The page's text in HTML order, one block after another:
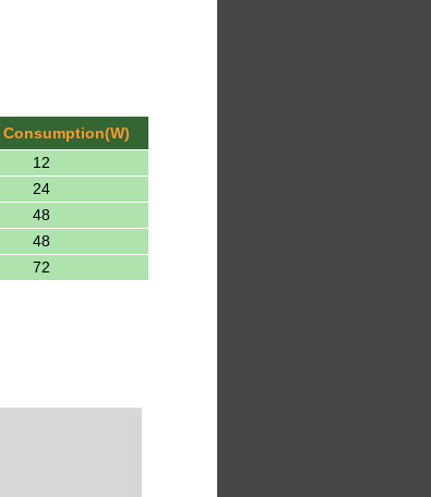
Consumption(W)
12
24
48
48
72